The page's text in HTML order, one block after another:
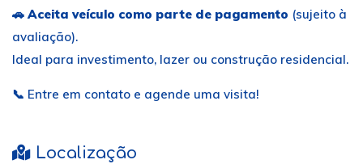
🚗Aceita veículo como parte de pagamento (sujeito à
avaliação).
Ideal para investimento, lazer ou construção residencial.
📞 Entre em contato e agende uma visita!
Localização